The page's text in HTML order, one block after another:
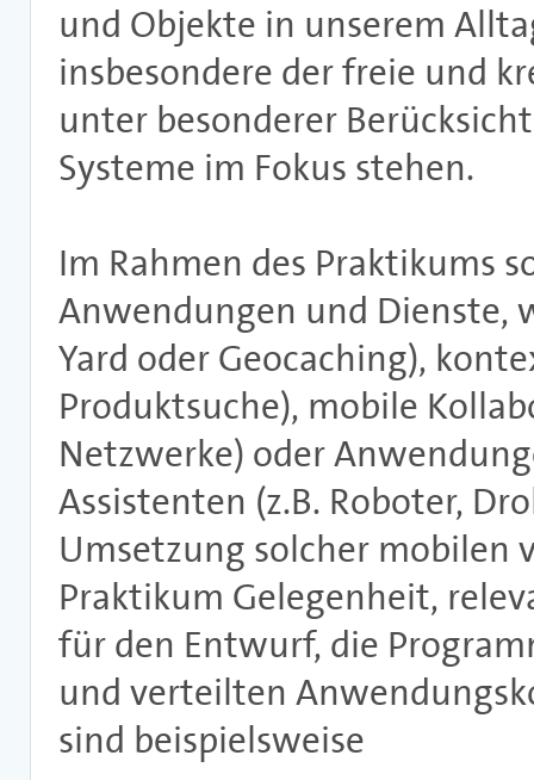
und Objekte in unserem
insbesondere der freie und
unter besonderer
Systeme im Fokus stehen.
Im Rahmen des Praktikums
Anwendungen und Dienste,
Yard oder Geocaching),
Produktsuche), mobile
Netzwerke) oder
Assistenten (z.B. Roboter,
Umsetzung solcher mobilen
Praktikum Gelegenheit,
für den Entwurf, die
und verteilten
sind beispielsweise